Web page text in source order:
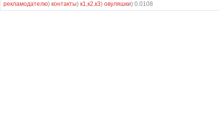
рекламодателю) контакты) к1,к2,к3) овуляшки) 0.0108